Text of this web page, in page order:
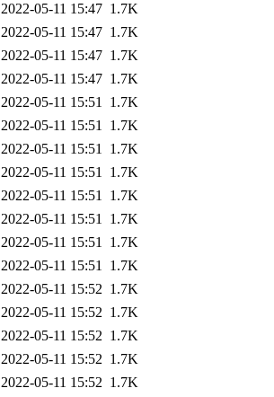
2022-05-11 15:47 1.7K
2022-05-11 15:47 1.7K
2022-05-11 15:47 1.7K
2022-05-11 15:47 1.7K
2022-05-11 15:51 1.7K
2022-05-11 15:51 1.7K
2022-05-11 15:51 1.7K
2022-05-11 15:51 1.7K
2022-05-11 15:51 1.7K
2022-05-11 15:51 1.7K
2022-05-11 15:51 1.7K
2022-05-11 15:51 1.7K
2022-05-11 15:52 1.7K
2022-05-11 15:52 1.7K
2022-05-11 15:52 1.7K
2022-05-11 15:52 1.7K
2022-05-11 15:52 1.7K